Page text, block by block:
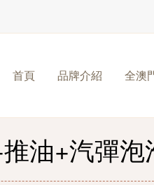
首頁 品牌介紹 全澳
油+汽彈泡